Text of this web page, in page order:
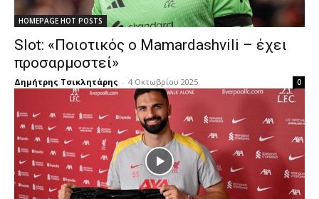
HOMEPAGE HOT POSTS
Slot: «Ποιοτικός ο Mamardashvili – έχει
προσαρμοστεί»
Δημήτρης Τσικλητάρης - 4 Οκτωβρίου 2025 0